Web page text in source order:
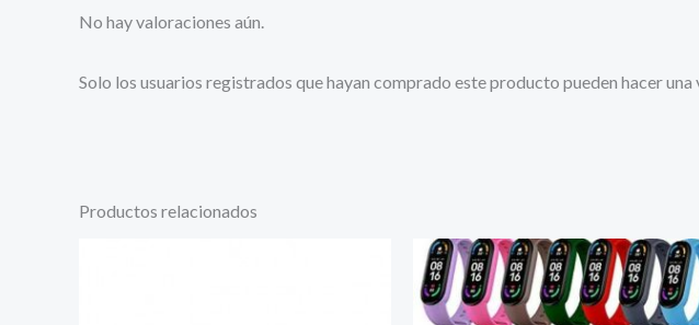
No hay valoraciones aún.
Solo los usuarios registrados que hayan comprado este producto pueden hacer una
Productos relacionados